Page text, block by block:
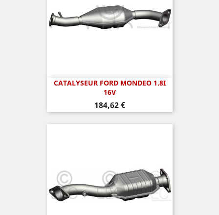
CATALYSEUR FORD MONDEO 1.8I
16V
Prix
184,62 €